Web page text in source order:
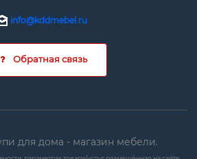
info@kddmebel.ru
Обратная связь
для дома - магазин мебели.